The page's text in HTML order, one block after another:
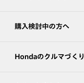
購入検討中の方へ
Hondaのクルマづくり